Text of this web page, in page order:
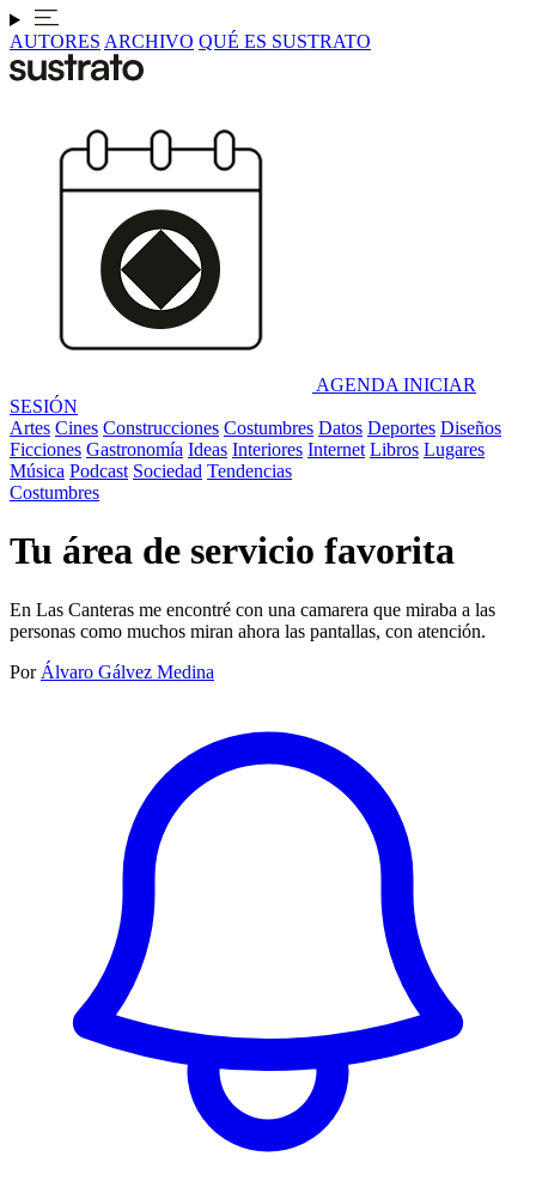
AUTORES ARCHIVO QUÉ ES SUSTRATO
AGENDA INICIAR
SESIÓN
Artes Cines Construcciones Costumbres Datos Deportes Diseños
Ficciones Gastronomía Ideas Interiores Internet Libros Lugares
Música Podcast Sociedad Tendencias
Costumbres
Tu área de servicio favorita
En Las Canteras me encontré con una camarera que miraba a las
personas como muchos miran ahora las pantallas, con atención.
Por Álvaro Gálvez Medina